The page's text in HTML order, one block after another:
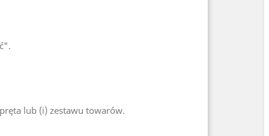
lub (i) zestawu towarów.